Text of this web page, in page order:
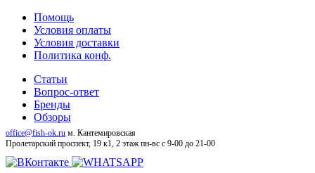
Помощь
Условия оплаты
Условия доставки
Политика конф.
Статьи
Вопрос-ответ
Бренды
Обзоры
office@fish-ok.ru м. Кантемировская
Пролетарский проспект, 19 к1, 2 этаж пн-вс с 9-00 до 21-00